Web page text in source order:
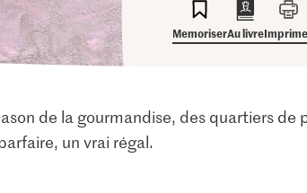
MemoriserAu livre
de la gourmandise, des quartiers de
un vrai régal.